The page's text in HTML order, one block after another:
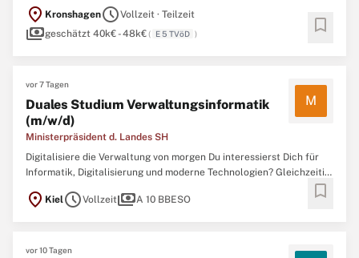
TVöD) Es handelt sich um eine zunächst bis zum 31.01.2027
befristete Stelle. Im Sachgebiet Bürgerservice und ...
location_on KronshagenscheduleVollzeit · Teilzeit
paymentsgeschätzt 40k€ - 48k€( E 5 TVöD ) bookmark
vor 7 Tagen
Duales Studium Verwaltungsinformatik
(m/w/d)
Ministerpräsident d. Landes SH
M
Digitalisiere die Verwaltung von morgen Du interessierst Dich für
Informatik, Digitalisierung und moderne Technologien? Gleichzeitig
Gesellschaft leisten? Dann ist das duale Studium
location_on KielscheduleVollzeitpaymentsA 10 BBESO bookmark
vor 10 Tagen